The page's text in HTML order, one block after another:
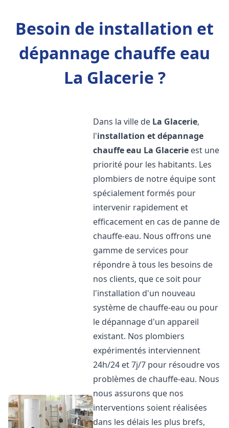
Besoin de installation et
dépannage chauffe eau
La Glacerie ?
Dans la ville de La Glacerie,
l'installation et dépannage
chauffe eau La Glacerie est une
priorité pour les habitants. Les
plombiers de notre équipe sont
spécialement formés pour
intervenir rapidement et
efficacement en cas de panne de
chauffe-eau. Nous offrons une
gamme de services pour
répondre à tous les besoins de
nos clients, que ce soit pour
l'installation d'un nouveau
système de chauffe-eau ou pour
le dépannage d'un appareil
existant. Nos plombiers
expérimentés interviennent
24h/24 et 7j/7 pour résoudre vos
problèmes de chauffe-eau. Nous
nous assurons que nos
interventions soient réalisées
dans les délais les plus brefs,